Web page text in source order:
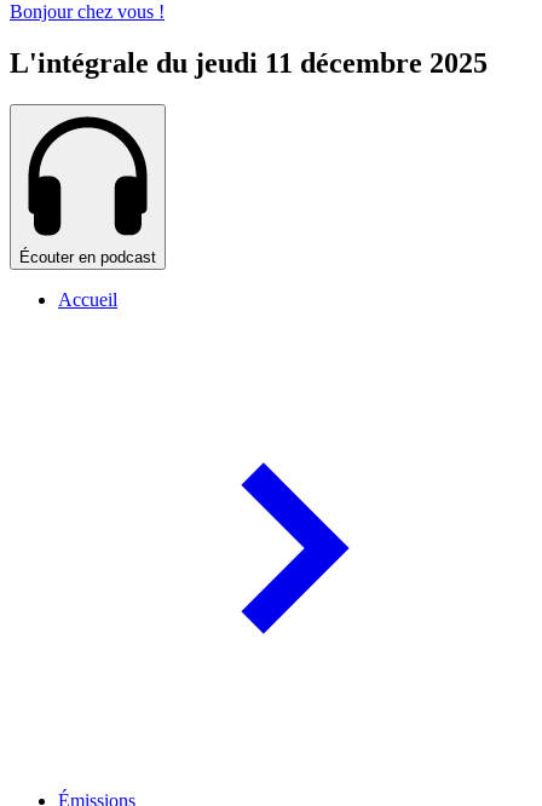
Bonjour chez vous !
L'intégrale du jeudi 11 décembre 2025
Écouter en podcast
Accueil
Émissions